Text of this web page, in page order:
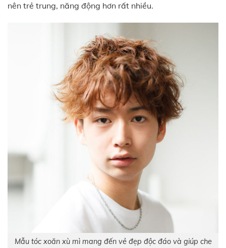
nên trẻ trung, năng động hơn rất nhiều.
Mẫu tóc xoăn xù mì mang đến vẻ đẹp độc đáo và giúp che